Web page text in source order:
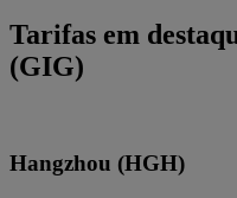
Tarifas em
(GIG)
Hangzhou (HGH)